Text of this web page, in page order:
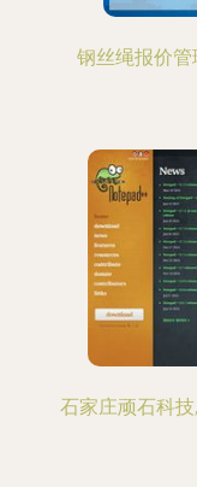
钢丝绳报价
石家庄顽石科